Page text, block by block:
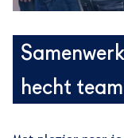
hecht team